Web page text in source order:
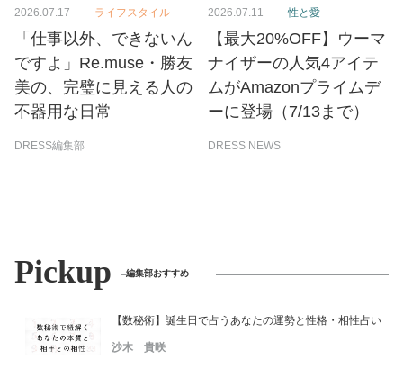
2026.07.17 ライフスタイル
「仕事以外、できないん
ですよ」Re.muse・勝友
美の、完璧に見える人の
不器用な日常
DRESS編集部
2026.07.11 性と愛
【最大20%OFF】ウーマ
ナイザーの人気4アイテ
ムがAmazonプライムデ
ーに登場（7/13まで）
DRESS NEWS
Pickup 編集部おすすめ
【数秘術】誕生日で占うあなたの運勢と性格・相性占い
沙木 貴咲